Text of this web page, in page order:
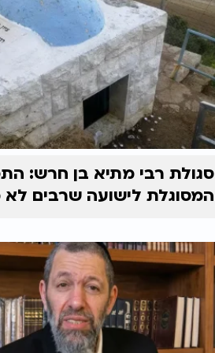
סגולת רבי מתיא בן חרש:
המסוגלת לישועה שרבים לא